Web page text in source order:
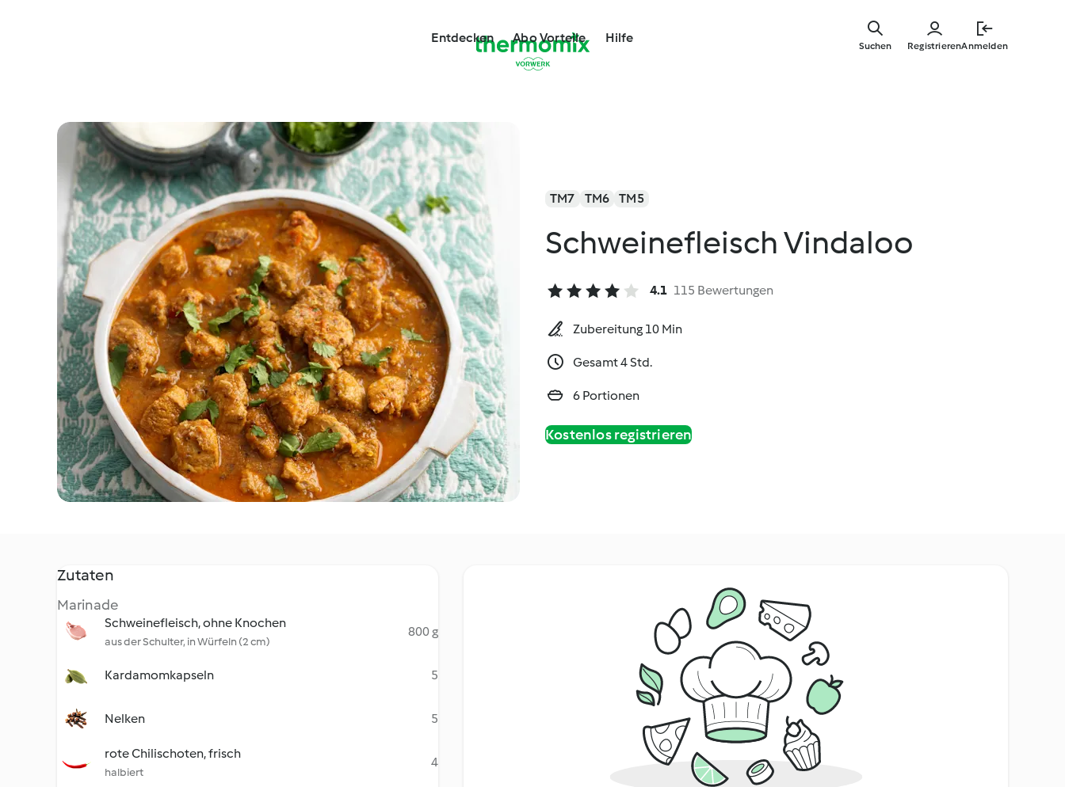
springen
Entdecken Abo Vorteile Hilfe
RegistrierenAnmelden
Suchen
TM7 TM6 TM5
Schweinefleisch Vindaloo
4.1 115 Bewertungen
Zubereitung 10 Min
Gesamt 4 Std.
6 Portionen
Kostenlos registrieren
Zutaten
Marinade
Schweinefleisch, ohne Knochen
aus der Schulter, in Würfeln (2 cm)
800 g
Kardamomkapseln 5
Nelken 5
rote Chilischoten, frisch
halbiert
4